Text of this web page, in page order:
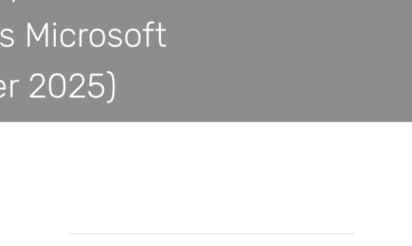
Microsoft
2025)